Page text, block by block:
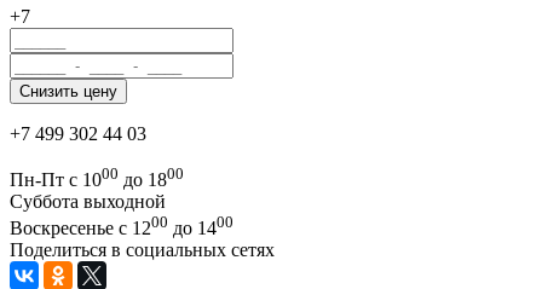
+7
+7 499 302 44 03
Пн-Пт с 1000 до 1800
Суббота выходной
Воскресенье с 1200 до 1400
Поделиться в социальных сетях